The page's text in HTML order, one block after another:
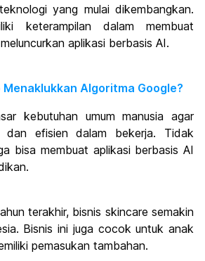
yang mulai dikembangkan.
keterampilan dalam membuat
aplikasi berbasis AI.
Menaklukkan Algoritma Google?
kebutuhan umum manusia agar
dan efisien dalam bekerja. Tidak
bisa membuat aplikasi berbasis AI
terakhir, bisnis skincare semakin
Bisnis ini juga cocok untuk anak
pemasukan tambahan.